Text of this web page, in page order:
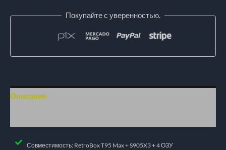
Покупайте с уверенностью.
Описание
Совместимость: RetroBox T95 Max + S905X3 + 4 ОЗУ